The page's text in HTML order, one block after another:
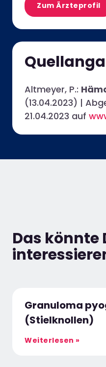
Zum Ärzteprofil
Altmeyer, P.:
(13.04.2023) |
21.04.2023 auf
Das könnte
Granuloma
(Stielknollen)
Weiterlesen »